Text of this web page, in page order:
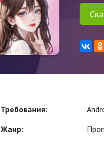
Требования:
Жанр: